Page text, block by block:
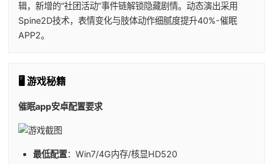
辑，新增的“社团活动”事件链解锁隐藏剧情。动态演出采用
Spine2D技术，表情变化与肢体动作细腻度提升40%-催眠
APP2。
🖥️ 游戏秘籍
催眠app安卓配置要求
​最低配置​​：Win7/4G内存/核显HD520